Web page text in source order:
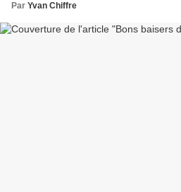
Par Yvan Chiffre